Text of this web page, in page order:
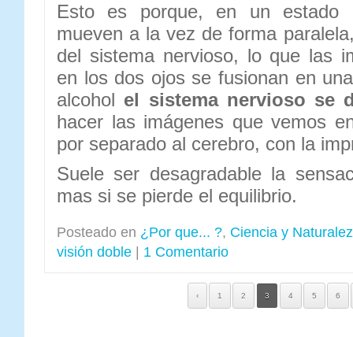
Esto es porque, en un estado
mueven a la vez de forma
del sistema nervioso, lo que las
en los dos ojos se fusionan en
alcohol el sistema nervioso se
hacer las imágenes que vemos
por separado al cerebro, con la
Suele ser desagradable la
mas si se pierde el equilibrio.
Posteado en ¿Por que... ?, Ciencia y
visión doble
1 Comentario
‹ 1 2 3 4 5 6